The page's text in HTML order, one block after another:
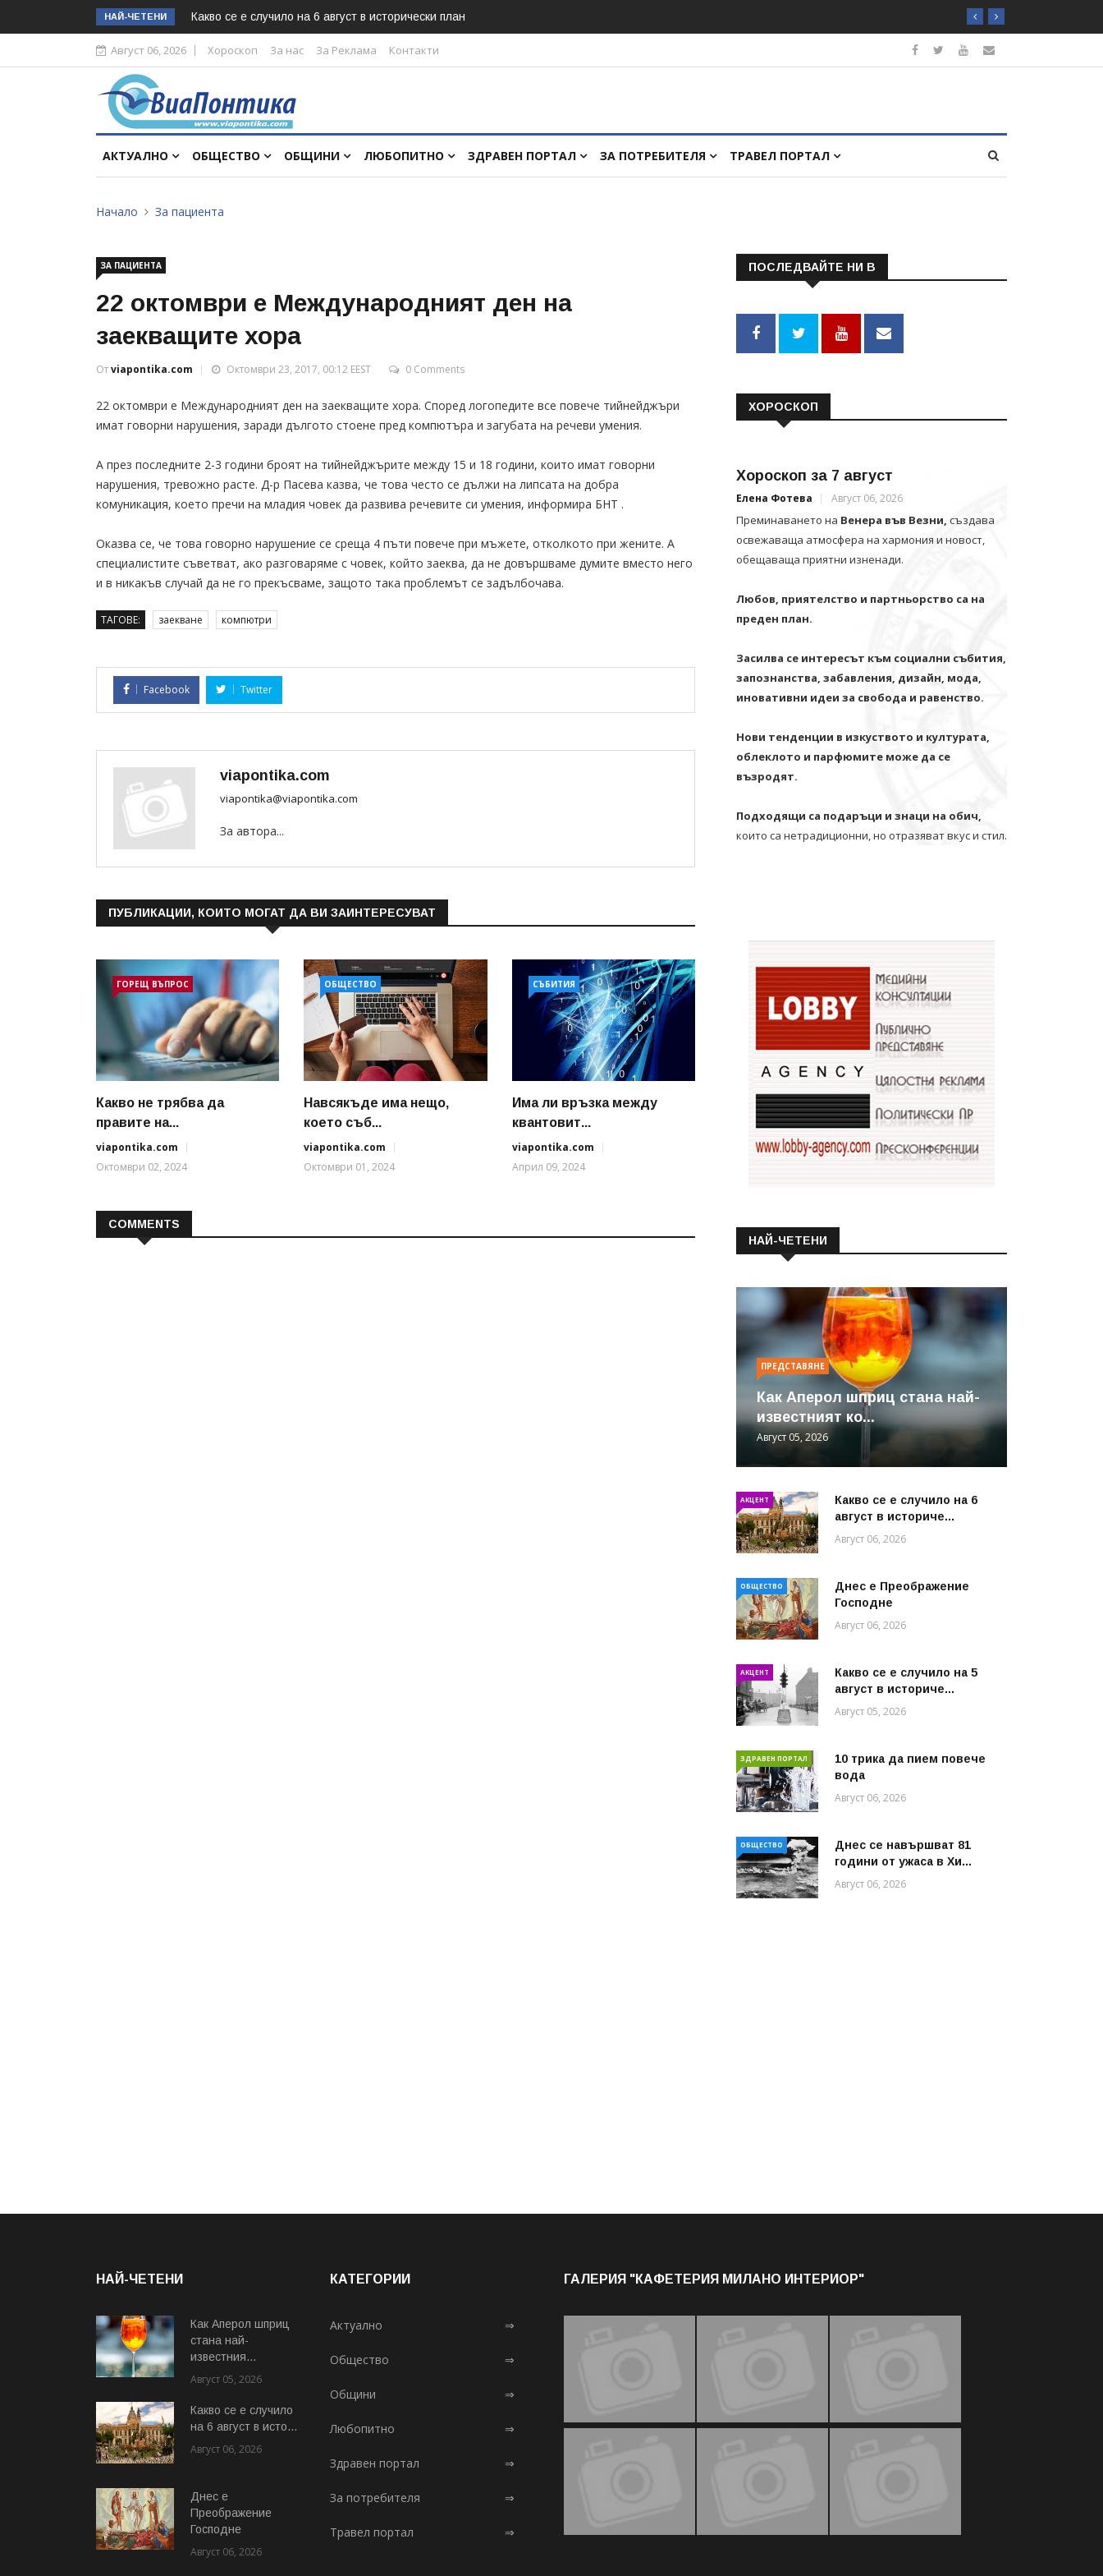
НАЙ-ЧЕТЕНИ Какво се е случило на 6 август в исторически план
Август 06, 2026 Хороскоп За нас За Реклама Контакти
АКТУАЛНО ОБЩЕСТВО ОБЩИНИ ЛЮБОПИТНО ЗДРАВЕН ПОРТАЛ ЗА ПОТРЕБИТЕЛЯ ТРАВЕЛ ПОРТАЛ
Начало За пациента
ЗА ПАЦИЕНТА
22 октомври е Международният ден на
заекващите хора
Отviapontika.com Октомври 23, 2017, 00:12 EEST 0 Comments
22 октомври е Международният ден на заекващите хора. Според логопедите все повече тийнейджъри
имат говорни нарушения, заради дългото стоене пред компютъра и загубата на речеви умения.
А през последните 2-3 години броят на тийнейджърите между 15 и 18 години, които имат говорни
нарушения, тревожно расте. Д-р Пасева казва, че това често се дължи на липсата на добра
комуникация, което пречи на младия човек да развива речевите си умения, информира БНТ .
Оказва се, че това говорно нарушение се среща 4 пъти повече при мъжете, отколкото при жените. А
специалистите съветват, ако разговаряме с човек, който заеква, да не довършваме думите вместо него
и в никакъв случай да не го прекъсваме, защото така проблемът се задълбочава.
ТАГОВЕ: заекване компютри
Facebook Twitter
viapontika.com
viapontika@viapontika.com
За автора...
ПУБЛИКАЦИИ, КОИТО МОГАТ ДА ВИ ЗАИНТЕРЕСУВАТ
ГОРЕЩ ВЪПРОС
Какво не трябва да
правите на...
viapontika.com
Октомври 02, 2024
ОБЩЕСТВО
Навсякъде има нещо,
което съб...
viapontika.com
Октомври 01, 2024
СЪБИТИЯ
Има ли връзка между
квантовит...
viapontika.com
Април 09, 2024
COMMENTS
ПОСЛЕДВАЙТЕ НИ В
ХОРОСКОП
Хороскоп за 7 август
Елена Фотева Август 06, 2026
Преминаването на Венера във Везни, създава
освежаваща атмосфера на хармония и новост,
обещаваща приятни изненади.
Любов, приятелство и партньорство са на
преден план.
Засилва се интересът към социални събития,
запознанства, забавления, дизайн, мода,
иновативни идеи за свобода и равенство.
Нови тенденции в изкуството и културата,
облеклото и парфюмите може да се
възродят.
Подходящи са подаръци и знаци на обич,
които са нетрадиционни, но отразяват вкус и стил.
НАЙ-ЧЕТЕНИ
ПРЕДСТАВЯНЕ
Как Аперол шприц стана най-
известният ко...
Август 05, 2026
АКЦЕНТ
Какво се е случило на 6
август в историче...
Август 06, 2026
ОБЩЕСТВО
Днес е Преображение
Господне
Август 06, 2026
АКЦЕНТ
Какво се е случило на 5
август в историче...
Август 05, 2026
ЗДРАВЕН ПОРТАЛ
10 трика да пием повече
вода
Август 06, 2026
ОБЩЕСТВО
Днес се навършват 81
години от ужаса в Хи...
Август 06, 2026
НАЙ-ЧЕТЕНИ
Как Аперол шприц
стана най-
известния...
Август 05, 2026
Какво се е случило
на 6 август в исто...
Август 06, 2026
Днес е
Преображение
Господне
Август 06, 2026
КАТЕГОРИИ
Актуално ⇒
Общество ⇒
Общини ⇒
Любопитно ⇒
Здравен портал ⇒
За потребителя ⇒
Травел портал ⇒
ГАЛЕРИЯ "КАФЕТЕРИЯ МИЛАНО ИНТЕРИОР"